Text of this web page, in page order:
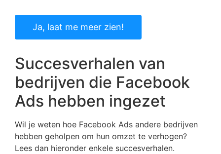
Ja, laat me meer zien!
Succesverhalen van
bedrijven die Facebook
Ads hebben ingezet
Wil je weten hoe Facebook Ads andere bedrijven
hebben geholpen om hun omzet te verhogen?
Lees dan hieronder enkele succesverhalen.